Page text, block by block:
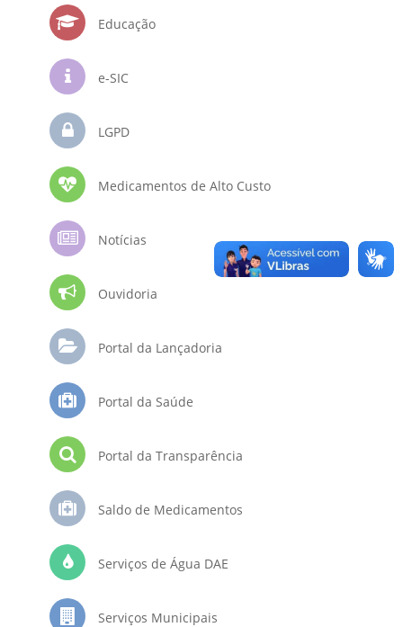
Educação
e-SIC
LGPD
Medicamentos de Alto Custo
Notícias
Ouvidoria
Portal da Lançadoria
Portal da Saúde
Portal da Transparência
Saldo de Medicamentos
Serviços de Água DAE
Serviços Municipais